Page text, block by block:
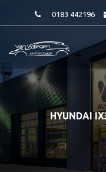
0183 442196
HYUNDAI